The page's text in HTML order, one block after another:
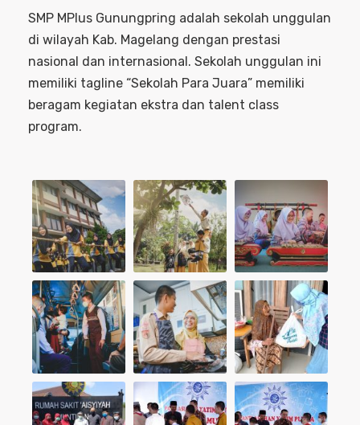
SMP MPlus Gunungpring adalah sekolah unggulan
di wilayah Kab. Magelang dengan prestasi
nasional dan internasional. Sekolah unggulan ini
memiliki tagline “Sekolah Para Juara” memiliki
beragam kegiatan ekstra dan talent class
program.